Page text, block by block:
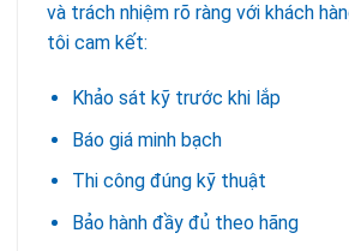
và trách nhiệm rõ ràng với khách
tôi cam kết:
Khảo sát kỹ trước khi lắp
Báo giá minh bạch
Thi công đúng kỹ thuật
Bảo hành đầy đủ theo hãng